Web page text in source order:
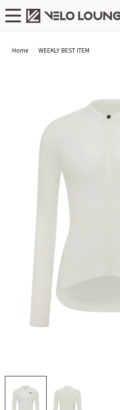
Toggle navigation
Home WEEKLY BEST ITEM